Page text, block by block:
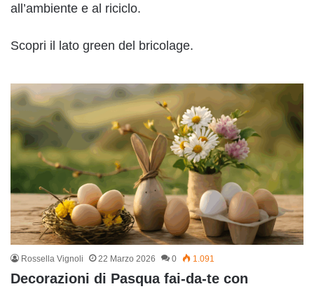
all’ambiente e al riciclo.
Scopri il lato green del bricolage.
Rossella Vignoli 22 Marzo 2026 0 1.091
Decorazioni di Pasqua fai-da-te con